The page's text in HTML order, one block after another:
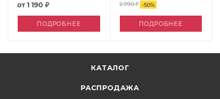
от1 190 ₽
ПОДРОБНЕЕ
2 990 ₽ -50%
ПОДРОБНЕЕ
КАТАЛОГ
РАСПРОДАЖА